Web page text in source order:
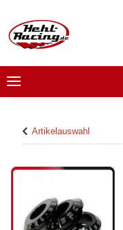
Artikelauswahl